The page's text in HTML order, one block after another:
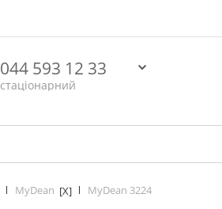
044 593 12 33
стаціонарний
MyDean [X] MyDean 3224